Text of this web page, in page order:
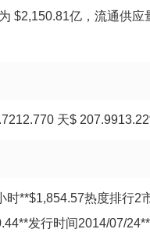
$2,150.81亿，流通供
天$
**$1,854.57热度排行2
发行时间2014/07/